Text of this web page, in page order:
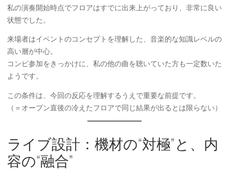
私の演奏開始時点でフロアはすでに出来上がっており、非常に良い
状態でした。
来場者はイベントのコンセプトを理解した、音楽的な知識レベルの
高い層が中心。
コンピ参加をきっかけに、私の他の曲を聴いていた方も一定数いた
ようです。
この条件は、今回の反応を理解するうえで重要な前提です。
（＝オープン直後の冷えたフロアで同じ結果が出るとは限らない）
ライブ設計：機材の“対極”と、内
容の“融合”